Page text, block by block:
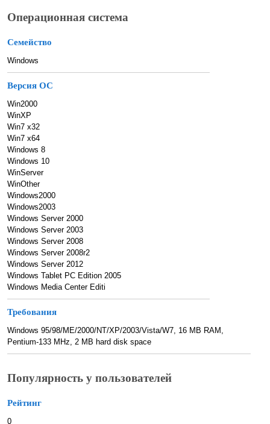
Операционная система
Семейство
Windows
Версия ОС
Win2000
WinXP
Win7 x32
Win7 x64
Windows 8
Windows 10
WinServer
WinOther
Windows2000
Windows2003
Windows Server 2000
Windows Server 2003
Windows Server 2008
Windows Server 2008r2
Windows Server 2012
Windows Tablet PC Edition 2005
Windows Media Center Editi
Требования
Windows 95/98/ME/2000/NT/XP/2003/Vista/W7, 16 MB RAM,
Pentium-133 MHz, 2 MB hard disk space
Популярность у пользователей
Рейтинг
0